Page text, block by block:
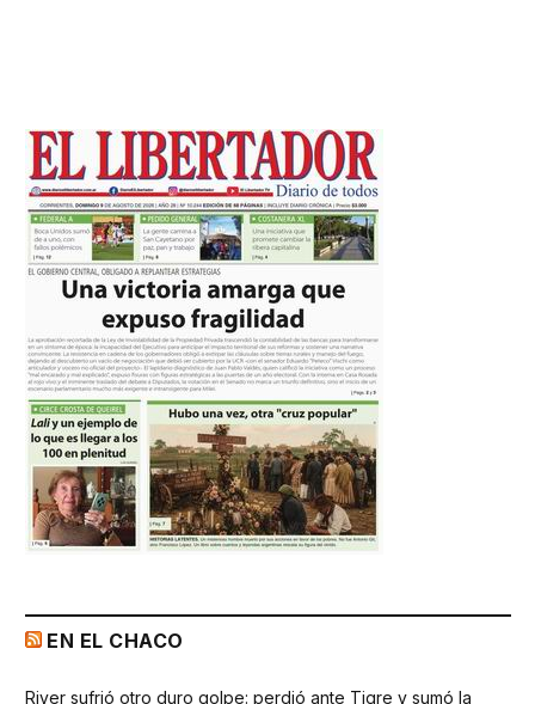
EN EL CHACO
River sufrió otro duro golpe: perdió ante Tigre y sumó la